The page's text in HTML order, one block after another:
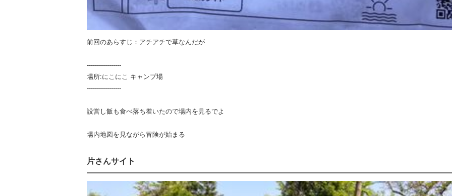
前回のあらすじ：アチアチで草なんだが
-----------------
場所:にこにこ キャンプ場
-----------------
設営し飯も食べ落ち着いたので場内を見るでよ
場内地図を見ながら冒険が始まる
片さんサイト